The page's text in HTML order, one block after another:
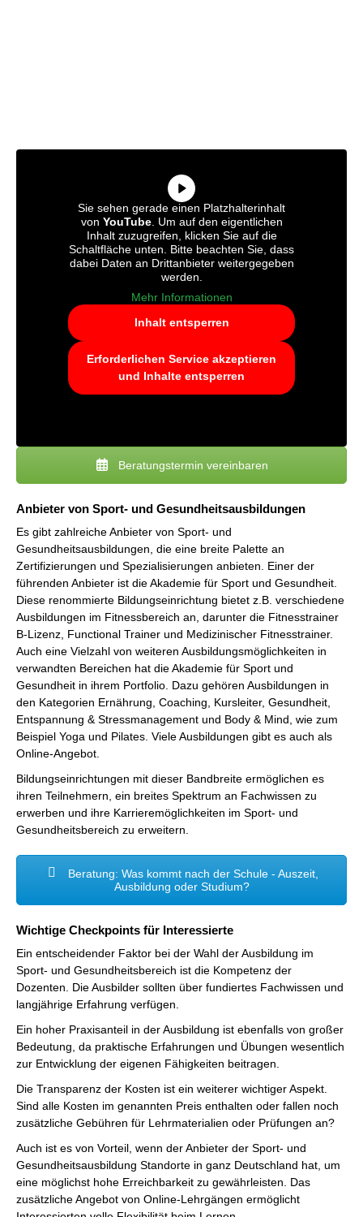
Sie sehen gerade einen Platzhalterinhalt
von YouTube. Um auf den eigentlichen
Inhalt zuzugreifen, klicken Sie auf die
Schaltfläche unten. Bitte beachten Sie, dass
dabei Daten an Drittanbieter weitergegeben
werden.
Mehr Informationen
Inhalt entsperren
Erforderlichen Service akzeptieren
und Inhalte entsperren
Beratungstermin vereinbaren
Anbieter von Sport- und Gesundheitsausbildungen
Es gibt zahlreiche Anbieter von Sport- und
Gesundheitsausbildungen, die eine breite Palette an
Zertifizierungen und Spezialisierungen anbieten. Einer der
führenden Anbieter ist die Akademie für Sport und Gesundheit.
Diese renommierte Bildungseinrichtung bietet z.B. verschiedene
Ausbildungen im Fitnessbereich an, darunter die Fitnesstrainer
B-Lizenz, Functional Trainer und Medizinischer Fitnesstrainer.
Auch eine Vielzahl von weiteren Ausbildungsmöglichkeiten in
verwandten Bereichen hat die Akademie für Sport und
Gesundheit in ihrem Portfolio. Dazu gehören Ausbildungen in
den Kategorien Ernährung, Coaching, Kursleiter, Gesundheit,
Entspannung & Stressmanagement und Body & Mind, wie zum
Beispiel Yoga und Pilates. Viele Ausbildungen gibt es auch als
Online-Angebot.
Bildungseinrichtungen mit dieser Bandbreite ermöglichen es
ihren Teilnehmern, ein breites Spektrum an Fachwissen zu
erwerben und ihre Karrieremöglichkeiten im Sport- und
Gesundheitsbereich zu erweitern.
Beratung: Was kommt nach der Schule - Auszeit,
Ausbildung oder Studium?
Wichtige Checkpoints für Interessierte
Ein entscheidender Faktor bei der Wahl der Ausbildung im
Sport- und Gesundheitsbereich ist die Kompetenz der
Dozenten. Die Ausbilder sollten über fundiertes Fachwissen und
langjährige Erfahrung verfügen.
Ein hoher Praxisanteil in der Ausbildung ist ebenfalls von großer
Bedeutung, da praktische Erfahrungen und Übungen wesentlich
zur Entwicklung der eigenen Fähigkeiten beitragen.
Die Transparenz der Kosten ist ein weiterer wichtiger Aspekt.
Sind alle Kosten im genannten Preis enthalten oder fallen noch
zusätzliche Gebühren für Lehrmaterialien oder Prüfungen an?
Auch ist es von Vorteil, wenn der Anbieter der Sport- und
Gesundheitsausbildung Standorte in ganz Deutschland hat, um
eine möglichst hohe Erreichbarkeit zu gewährleisten. Das
zusätzliche Angebot von Online-Lehrgängen ermöglicht